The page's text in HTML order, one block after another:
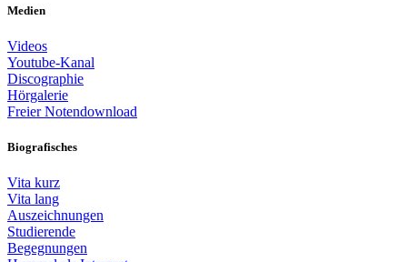
Medien
Videos
Youtube-Kanal
Discographie
Hörgalerie
Freier Notendownload
Biografisches
Vita kurz
Vita lang
Auszeichnungen
Studierende
Begegnungen